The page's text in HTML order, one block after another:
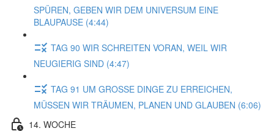
SPÜREN, GEBEN WIR DEM UNIVERSUM EINE
BLAUPAUSE (4:44)
TAG 90 WIR SCHREITEN VORAN, WEIL WIR
NEUGIERIG SIND (4:47)
TAG 91 UM GROSSE DINGE ZU ERREICHEN,
MÜSSEN WIR TRÄUMEN, PLANEN UND GLAUBEN (6:06)
14. WOCHE